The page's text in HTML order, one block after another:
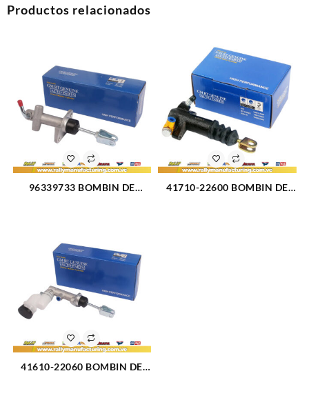
Productos relacionados
96339733 BOMBIN DE
LANOS 99-02 SWIFT 04-09
(1095)
41710-22600 BOMBIN DE
41610-22060 BOMBIN DE